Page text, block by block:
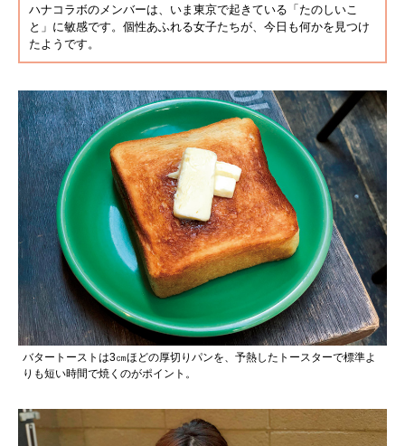
ハナコラボのメンバーは、いま東京で起きている「たのしいこ
と」に敏感です。個性あふれる女子たちが、今日も何かを見つけ
たようです。
バタートーストは3㎝ほどの厚切りパンを、予熱したトースターで標準よ
りも短い時間で焼くのがポイント。